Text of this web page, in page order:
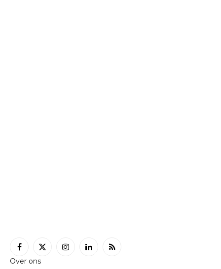
Facebook
X
InstagramLinkedInRSS
Over ons